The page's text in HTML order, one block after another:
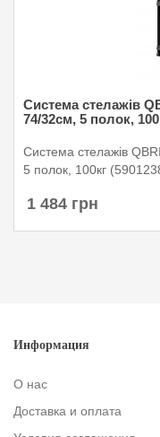
Система стелажів
74/32см, 5 полок,
Система стелажів
5 полок, 100кг
1 484 грн
Информация
О нас
Доставка и оплата